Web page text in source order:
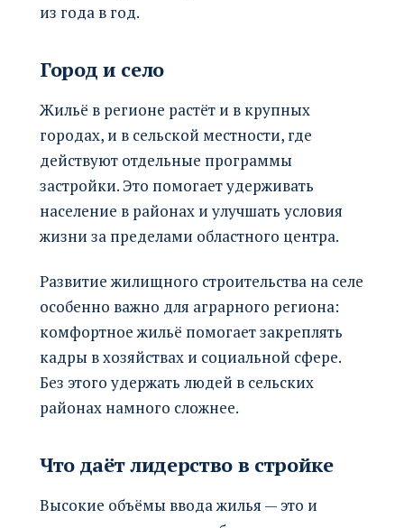
из года в год.
Город и село
Жильё в регионе растёт и в крупных
городах, и в сельской местности, где
действуют отдельные программы
застройки. Это помогает удерживать
население в районах и улучшать условия
жизни за пределами областного центра.
Развитие жилищного строительства на селе
особенно важно для аграрного региона:
комфортное жильё помогает закреплять
кадры в хозяйствах и социальной сфере.
Без этого удержать людей в сельских
районах намного сложнее.
Что даёт лидерство в стройке
Высокие объёмы ввода жилья — это и